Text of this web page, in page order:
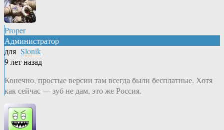
Proper
Администратор
для Slonik
9 лет назад
Конечно, простые версии там всегда были бесплатные. Хотя
как сейчас — зуб не дам, это же Россия.